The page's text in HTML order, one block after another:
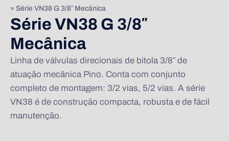
» Série VN38 G 3/8″ Mecânica
Série VN38 G 3/8″
Mecânica
Linha de válvulas direcionais de bitola 3/8″ de
atuação mecânica Pino. Conta com conjunto
completo de montagem: 3/2 vias, 5/2 vias. A série
VN38 é de construção compacta, robusta e de fácil
manutenção.